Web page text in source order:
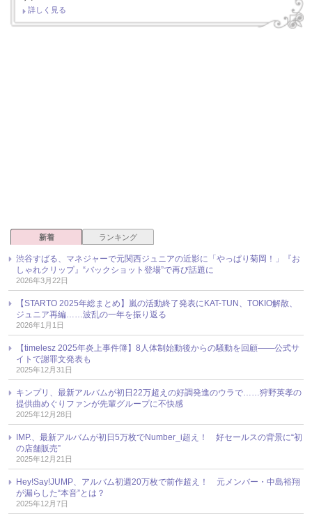
詳しく見る
新着 ランキング
渋谷すばる、マネジャーで元関西ジュニアの近影に「やっぱり菊岡！」『お
しゃれクリップ』“バックショット登場”で再び話題に
2026年3月22日
【STARTO 2025年総まとめ】嵐の活動終了発表にKAT-TUN、TOKIO解散、
ジュニア再編……波乱の一年を振り返る
2026年1月1日
【timelesz 2025年炎上事件簿】8人体制始動後からの騒動を回顧――公式サ
イトで謝罪文発表も
2025年12月31日
キンプリ、最新アルバムが初日22万超えの好調発進のウラで……狩野英孝の
提供曲めぐりファンが先輩グループに不快感
2025年12月28日
IMP.、最新アルバムが初日5万枚でNumber_i超え！ 好セールスの背景に“初
の店舗販売”
2025年12月21日
Hey!Say!JUMP、アルバム初週20万枚で前作超え！ 元メンバー・中島裕翔
が漏らした“本音”とは？
2025年12月7日